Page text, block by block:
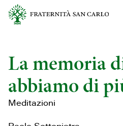
La memoria
abbiamo di
Meditazioni